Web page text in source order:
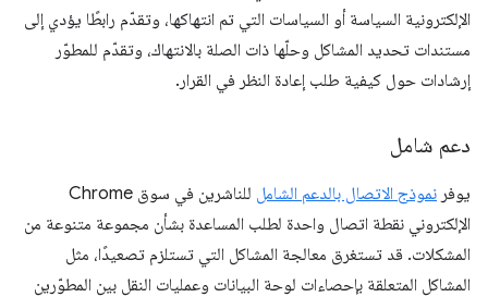
الإلكترونية السياسة أو السياسات التي تم انتهاكها، وتقدّم رابطًا يؤدي إلى
مستندات تحديد المشاكل وحلّها ذات الصلة بالانتهاك، وتقدّم للمطوّر
إرشادات حول كيفية طلب إعادة النظر في القرار.
دعم شامل
يوفر نموذج الاتصال بالدعم الشامل
للناشرين في سوق Chrome
الإلكتروني نقطة اتصال واحدة لطلب المساعدة بشأن مجموعة متنوعة من
المشكلات. قد تستغرق معالجة المشاكل التي تستلزم تصعيدًا، مثل
المشاكل المتعلقة بإحصاءات لوحة البيانات وعمليات النقل بين المطوّرين